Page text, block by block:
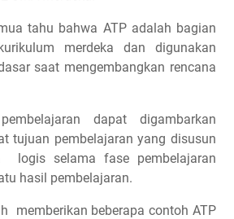
tahu bahwa ATP adalah bagian
merdeka dan digunakan
saat mengembangkan rencana
dapat digambarkan
tujuan pembelajaran yang disusun
logis selama fase pembelajaran
hasil pembelajaran.
memberikan beberapa contoh ATP